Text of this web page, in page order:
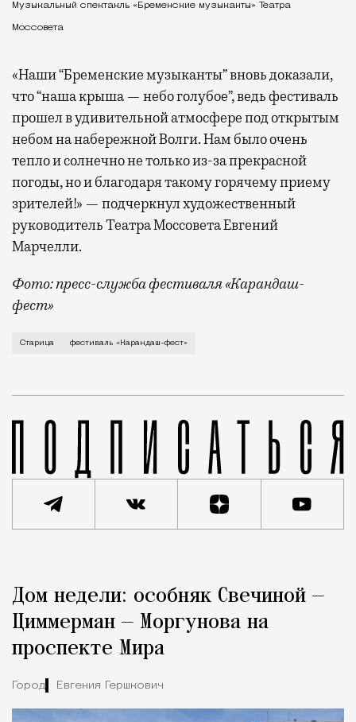
Музыкальный спектакль «Бременские музыканты» Театра
Моссовета
«Наши “Бременские музыканты” вновь доказали,
что “наша крыша — небо голубое”, ведь фестиваль
прошел в удивительной атмосфере под открытым
небом на набережной Волги. Нам было очень
тепло и солнечно не только из-за прекрасной
погоды, но и благодаря такому горячему приему
зрителей!» — подчеркнул художественный
руководитель Театра Моссовета Евгений
Марчелли.
Фото: пресс-служба фестиваля «Карандаш-
фест»
В минувший уикенд маленькая Старица в
Старица фестиваль «Карандаш-фест»
Город
Дом недели: особняк Свечиной —
Циммерман — Моргунова на
проспекте Мира
Город Евгения Гершкович